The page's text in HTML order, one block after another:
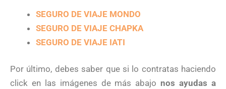
SEGURO DE VIAJE MONDO
SEGURO DE VIAJE CHAPKA
SEGURO DE VIAJE IATI
Por último, debes saber que si lo contratas haciendo
click en las imágenes de más abajo nos ayudas a